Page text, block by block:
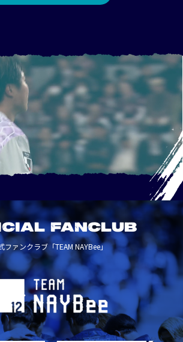
FANCLUB
ファンクラブ「TEAM NAYBee」